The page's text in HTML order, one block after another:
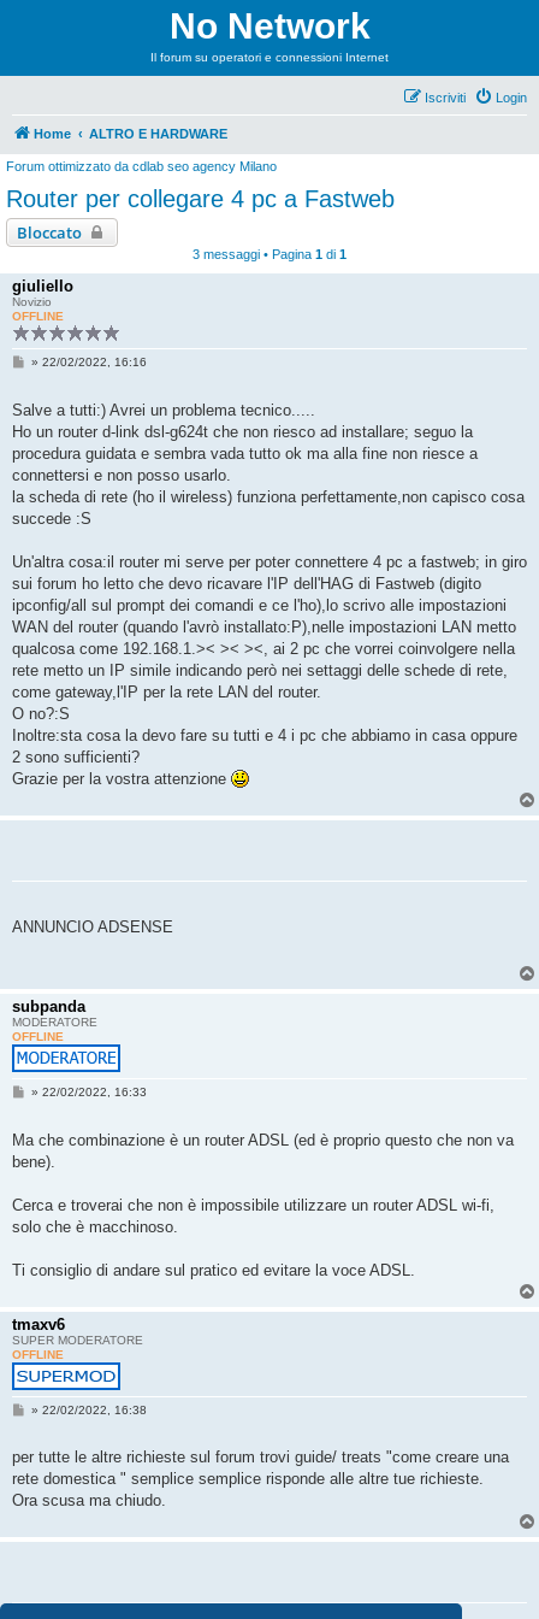
No Network
Il forum su operatori e connessioni Internet
Login
Iscriviti
Home ALTRO E HARDWARE
Forum ottimizzato da cdlab seo agency Milano
Router per collegare 4 pc a Fastweb
Bloccato
3 messaggi • Pagina 1 di 1
giuliello
Novizio
OFFLINE
M
s
a
g
i
o
» 22/02/2022, 16:16
Salve a tutti:) Avrei un problema tecnico.....
Ho un router d-link dsl-g624t che non riesco ad installare; seguo la
procedura guidata e sembra vada tutto ok ma alla fine non riesce a
connettersi e non posso usarlo.
la scheda di rete (ho il wireless) funziona perfettamente,non capisco cosa
succede :S
Un'altra cosa:il router mi serve per poter connettere 4 pc a fastweb; in giro
sui forum ho letto che devo ricavare l'IP dell'HAG di Fastweb (digito
ipconfig/all sul prompt dei comandi e ce l'ho),lo scrivo alle impostazioni
WAN del router (quando l'avrò installato:P),nelle impostazioni LAN metto
qualcosa come 192.168.1.>< >< ><, ai 2 pc che vorrei coinvolgere nella
rete metto un IP simile indicando però nei settaggi delle schede di rete,
come gateway,l'IP per la rete LAN del router.
O no?:S
Inoltre:sta cosa la devo fare su tutti e 4 i pc che abbiamo in casa oppure
2 sono sufficienti?
Grazie per la vostra attenzione
ANNUNCIO ADSENSE
subpanda
MODERATORE
OFFLINE
M
a
g
o
» 22/02/2022, 16:33
Ma che combinazione è un router ADSL (ed è proprio questo che non va
bene).
Cerca e troverai che non è impossibile utilizzare un router ADSL wi-fi,
solo che è macchinoso.
Ti consiglio di andare sul pratico ed evitare la voce ADSL.
tmaxv6
SUPER MODERATORE
OFFLINE
M
s
a
g
g
i
» 22/02/2022, 16:38
per tutte le altre richieste sul forum trovi guide/ treats "come creare una
rete domestica " semplice semplice risponde alle altre tue richieste.
Ora scusa ma chiudo.